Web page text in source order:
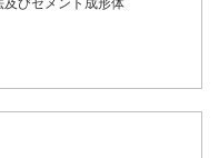
びセメント成形体